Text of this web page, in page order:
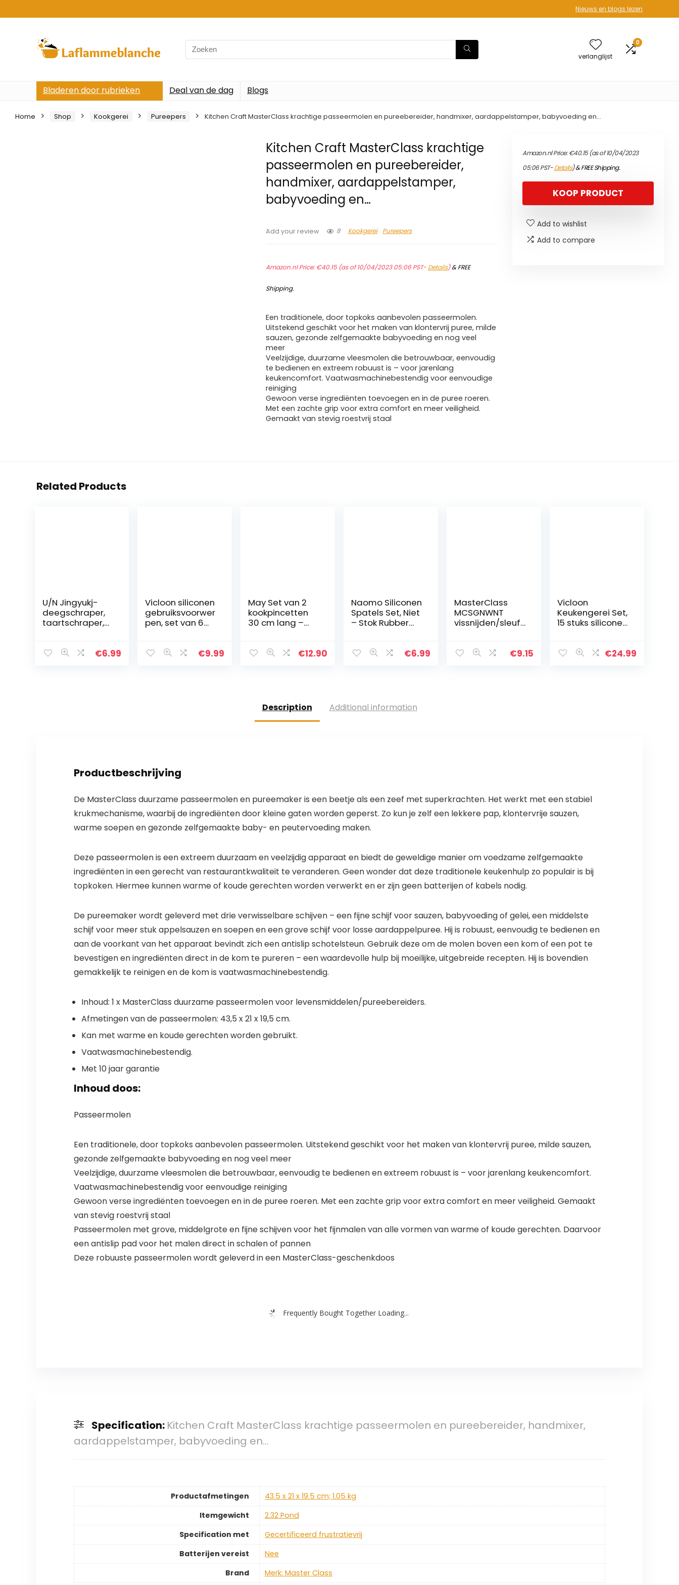
Nieuws en blogs lezen
Search
for:
verlanglijst
0
Bladeren door rubrieken Deal van de dag Blogs
Home Shop Kookgerei Pureepers Kitchen Craft MasterClass krachtige passeermolen en pureebereider, handmixer, aardappelstamper, babyvoeding en…
Kitchen Craft MasterClass krachtige
passeermolen en pureebereider,
handmixer, aardappelstamper,
babyvoeding en…
Add your review 8 Kookgerei Pureepers
Amazon.nl Price:€40.15(as of 10/04/2023 05:06 PST- Details)&FREE
Shipping.
Een traditionele, door topkoks aanbevolen passeermolen.
Uitstekend geschikt voor het maken van klontervrij puree, milde
sauzen, gezonde zelfgemaakte babyvoeding en nog veel
meer
Veelzijdige, duurzame vleesmolen die betrouwbaar, eenvoudig
te bedienen en extreem robuust is – voor jarenlang
keukencomfort. Vaatwasmachinebestendig voor eenvoudige
reiniging
Gewoon verse ingrediënten toevoegen en in de puree roeren.
Met een zachte grip voor extra comfort en meer veiligheid.
Gemaakt van stevig roestvrij staal
Amazon.nl Price:€40.15(as of 10/04/2023
05:06 PST-Details)&FREE Shipping.
KOOP PRODUCT
Add to wishlist
Add to compare
Related Products
U/N Jingyukj-
deegschraper,
taartschraper,
deegverdeler,
€6.99
Vicloon siliconen
gebruiksvoorwer
pen, set van 6
borstel, lepel,€9.99
May Set van 2
kookpincetten
30 cm lang –
grilltang –
€12.90
Naomo Siliconen
Spatels Set, Niet
– Stok Rubber
Koken, Bakken en
€6.99
MasterClass
MCSGNWNT
vissnijden/sleuf
handgreep, niet
€9.15
Vicloon
Keukengerei Set,
15 stuks siliconen
inclusief borstel,
€24.99
Description Additional information
Productbeschrijving
De MasterClass duurzame passeermolen en pureemaker is een beetje als een zeef met superkrachten. Het werkt met een stabiel
krukmechanisme, waarbij de ingrediënten door kleine gaten worden geperst. Zo kun je zelf een lekkere pap, klontervrije sauzen,
warme soepen en gezonde zelfgemaakte baby- en peutervoeding maken.
Deze passeermolen is een extreem duurzaam en veelzijdig apparaat en biedt de geweldige manier om voedzame zelfgemaakte
ingrediënten in een gerecht van restaurantkwaliteit te veranderen. Geen wonder dat deze traditionele keukenhulp zo populair is bij
topkoken. Hiermee kunnen warme of koude gerechten worden verwerkt en er zijn geen batterijen of kabels nodig.
De pureemaker wordt geleverd met drie verwisselbare schijven – een fijne schijf voor sauzen, babyvoeding of gelei, een middelste
schijf voor meer stuk appelsauzen en soepen en een grove schijf voor losse aardappelpuree. Hij is robuust, eenvoudig te bedienen en
aan de voorkant van het apparaat bevindt zich een antislip schotelsteun. Gebruik deze om de molen boven een kom of een pot te
bevestigen en ingrediënten direct in de kom te pureren – een waardevolle hulp bij moeilijke, uitgebreide recepten. Hij is bovendien
gemakkelijk te reinigen en de kom is vaatwasmachinebestendig.
Inhoud: 1 x MasterClass duurzame passeermolen voor levensmiddelen/pureebereiders.
Afmetingen van de passeermolen: 43,5 x 21 x 19,5 cm.
Kan met warme en koude gerechten worden gebruikt.
Vaatwasmachinebestendig.
Met 10 jaar garantie
Inhoud doos:
Passeermolen
Een traditionele, door topkoks aanbevolen passeermolen. Uitstekend geschikt voor het maken van klontervrij puree, milde sauzen,
gezonde zelfgemaakte babyvoeding en nog veel meer
Veelzijdige, duurzame vleesmolen die betrouwbaar, eenvoudig te bedienen en extreem robuust is – voor jarenlang keukencomfort.
Vaatwasmachinebestendig voor eenvoudige reiniging
Gewoon verse ingrediënten toevoegen en in de puree roeren. Met een zachte grip voor extra comfort en meer veiligheid. Gemaakt
van stevig roestvrij staal
Passeermolen met grove, middelgrote en fijne schijven voor het fijnmalen van alle vormen van warme of koude gerechten. Daarvoor
een antislip pad voor het malen direct in schalen of pannen
Deze robuuste passeermolen wordt geleverd in een MasterClass-geschenkdoos
Frequently Bought Together Loading...
Specification: Kitchen Craft MasterClass krachtige passeermolen en pureebereider, handmixer,
aardappelstamper, babyvoeding en…
Productafmetingen
‎43.5 x 21 x 19.5 cm; 1.05 kg
Itemgewicht
‎2.32 Pond
Specification met
‎Gecertificeerd frustratievrij
Batterijen vereist
‎Nee
Brand
Merk: Master Class